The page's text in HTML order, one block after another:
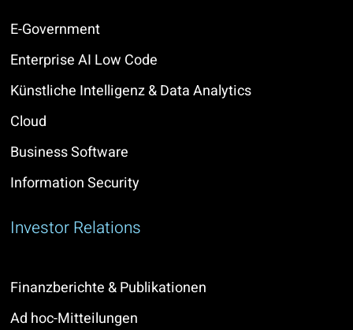
E-Government
Enterprise AI Low Code
Künstliche Intelligenz & Data Analytics
Cloud
Business Software
Information Security
Investor Relations
Finanzberichte & Publikationen
Ad hoc-Mitteilungen